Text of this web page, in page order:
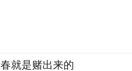
就是赌出来的